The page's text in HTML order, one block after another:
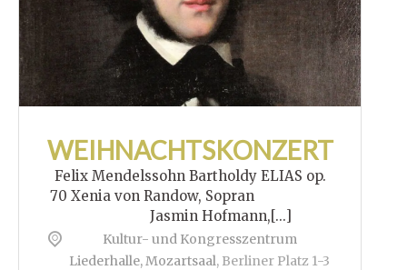
WEIHNACHTSKONZERT
Felix Mendelssohn Bartholdy ELIAS op.
70 Xenia von Randow, Sopran
Jasmin Hofmann,[...]
Kultur- und Kongresszentrum
Liederhalle, Mozartsaal, Berliner Platz 1-3